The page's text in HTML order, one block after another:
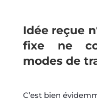
Idée reçue
fixe ne
modes de
C’est bien